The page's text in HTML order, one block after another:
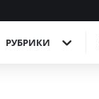
РУБРИКИ